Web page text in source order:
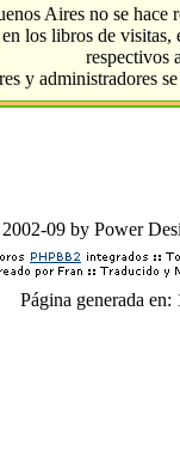
Aires no se hace
los libros de
respectivos
y administradores
2002-09 by Power
Página generada en: